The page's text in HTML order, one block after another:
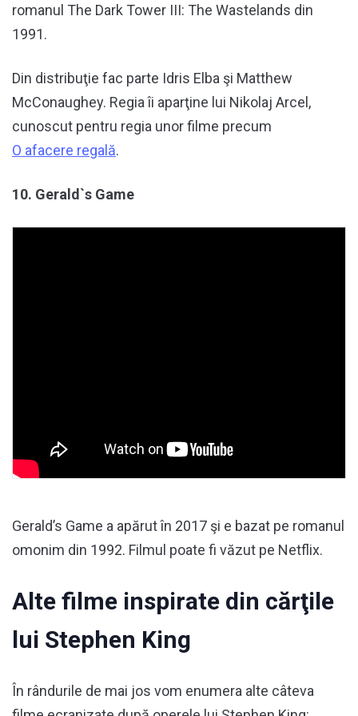
romanul The Dark Tower III: The Wastelands din
1991.
Din distribuţie fac parte Idris Elba şi Matthew
McConaughey. Regia îi aparţine lui Nikolaj Arcel,
cunoscut pentru regia unor filme precum
O afacere regală.
10. Gerald`s Game
Gerald’s Game a apărut în 2017 şi e bazat pe romanul
omonim din 1992. Filmul poate fi văzut pe Netflix.
Alte filme inspirate din cărţile
lui Stephen King
În rândurile de mai jos vom enumera alte câteva